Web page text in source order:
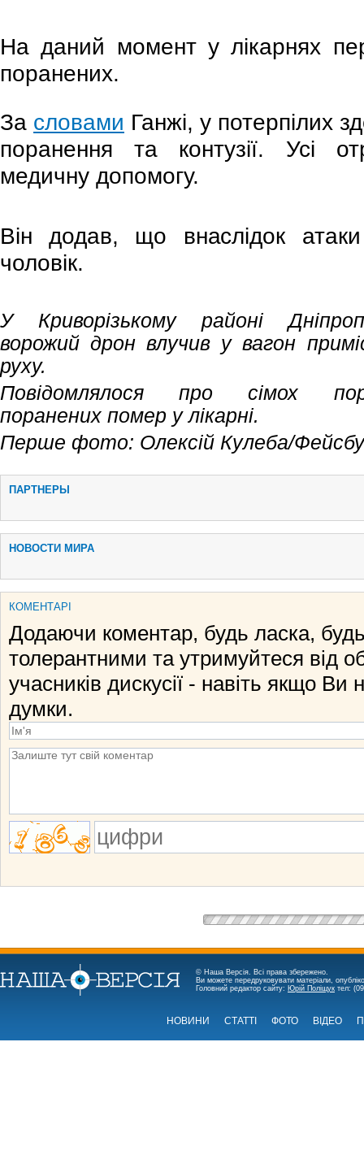
На даний момент у лікарнях
поранених.
За словами Ганжі, у потерпілих
поранення та контузії. Усі
медичну допомогу.
Він додав, що внаслідок
чоловік.
У Криворізькому районі
ворожий дрон влучив у вагон
руху.
Повідомлялося про сімох
поранених помер у лікарні.
Перше фото: Олексій Кулеба/
ПАРТНЕРЫ
НОВОСТИ МИРА
КОМЕНТАРІ
Додаючи коментар, будь ласка,
толерантними та утримуйтеся від
учасників дискусії - навіть якщо Ви
думки.
© Наша Версія. Всі права збережено.
Ви можете передруковувати матеріали,
Головний редактор сайту: Юрій Поліщук тел:
НОВИНИ СТАТТІ ФОТО ВІДЕО